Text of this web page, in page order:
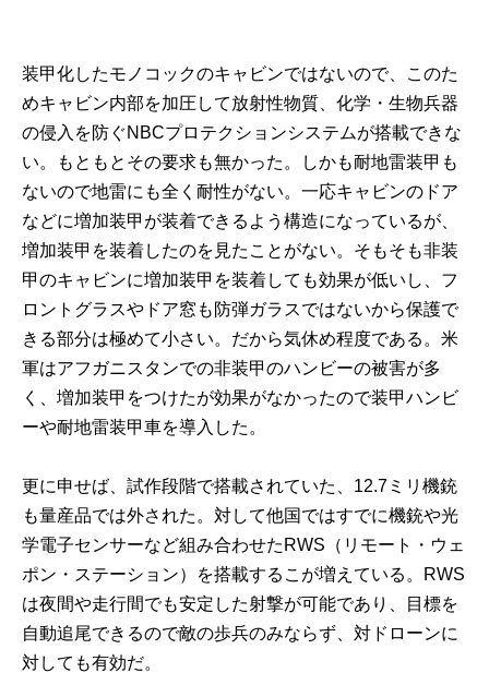
装甲化したモノコックのキャビンではないので、このた
めキャビン内部を加圧して放射性物質、化学・生物兵器
の侵入を防ぐNBCプロテクションシステムが搭載できな
い。もともとその要求も無かった。しかも耐地雷装甲も
ないので地雷にも全く耐性がない。一応キャビンのドア
などに増加装甲が装着できるよう構造になっているが、
増加装甲を装着したのを見たことがない。そもそも非装
甲のキャビンに増加装甲を装着しても効果が低いし、フ
ロントグラスやドア窓も防弾ガラスではないから保護で
きる部分は極めて小さい。だから気休め程度である。米
軍はアフガニスタンでの非装甲のハンビーの被害が多
く、増加装甲をつけたが効果がなかったので装甲ハンビ
ーや耐地雷装甲車を導入した。
更に申せば、試作段階で搭載されていた、12.7ミリ機銃
も量産品では外された。対して他国ではすでに機銃や光
学電子センサーなど組み合わせたRWS（リモート・ウェ
ポン・ステーション）を搭載するこが増えている。RWS
は夜間や走行間でも安定した射撃が可能であり、目標を
自動追尾できるので敵の歩兵のみならず、対ドローンに
対しても有効だ。